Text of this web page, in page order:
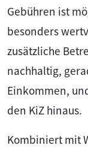
Gebühren ist
besonders
zusätzliche
nachhaltig,
Einkommen,
den KiZ hinaus.
Kombiniert mit